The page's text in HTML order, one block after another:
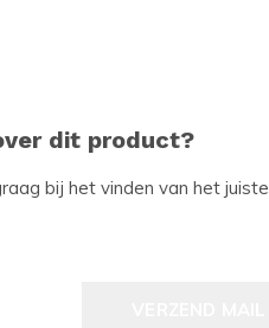
dit product?
bij het vinden van het juiste